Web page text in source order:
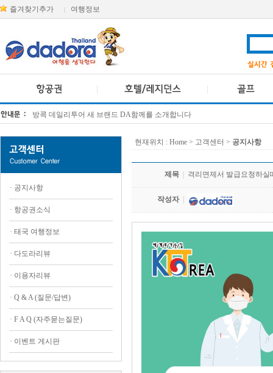
즐겨찾기추가 여행정보
방콕 데일리투어 새 브랜드 DA함께를 소개합니다
· 공지사항
· 항공권소식
· 태국 여행정보
· 다도라리뷰
· 이용자리뷰
· Q & A (질문/답변)
· F A Q (자주묻는질문)
· 이벤트 게시판
현재위치 : Home > 고객센터 > 공지사항
제목 격리면제서 발급요청하
작성자